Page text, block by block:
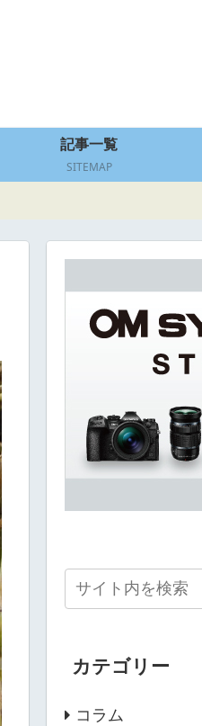
記事一覧
SITEMAP
カテゴリー
コラム